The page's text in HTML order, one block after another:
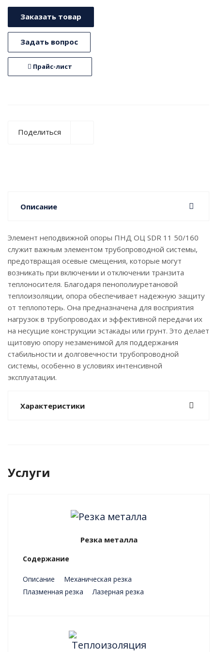
Заказать товар
Задать вопрос
Прайс-лист
Поделиться
Описание
Элемент неподвижной опоры ПНД ОЦ SDR 11 50/160
служит важным элементом трубопроводной системы,
предотвращая осевые смещения, которые могут
возникать при включении и отключении транзита
теплоносителя. Благодаря пенополиуретановой
теплоизоляции, опора обеспечивает надежную защиту
от теплопотерь. Она предназначена для восприятия
нагрузок в трубопроводах и эффективной передачи их
на несущие конструкции эстакады или грунт. Это делает
щитовую опору незаменимой для поддержания
стабильности и долговечности трубопроводной
системы, особенно в условиях интенсивной
эксплуатации.
Характеристики
Услуги
Резка металла
Содержание
Описание
Механическая резка
Плазменная резка
Лазерная резка